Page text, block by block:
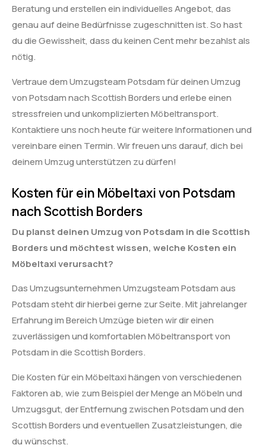
Beratung und erstellen ein individuelles Angebot, das
genau auf deine Bedürfnisse zugeschnitten ist. So hast
du die Gewissheit, dass du keinen Cent mehr bezahlst als
nötig.
Vertraue dem Umzugsteam Potsdam für deinen Umzug
von Potsdam nach Scottish Borders und erlebe einen
stressfreien und unkomplizierten Möbeltransport.
Kontaktiere uns noch heute für weitere Informationen und
vereinbare einen Termin. Wir freuen uns darauf, dich bei
deinem Umzug unterstützen zu dürfen!
Kosten für ein Möbeltaxi von Potsdam
nach Scottish Borders
Du planst deinen Umzug von Potsdam in die Scottish
Borders und möchtest wissen, welche Kosten ein
Möbeltaxi verursacht?
Das Umzugsunternehmen Umzugsteam Potsdam aus
Potsdam steht dir hierbei gerne zur Seite. Mit jahrelanger
Erfahrung im Bereich Umzüge bieten wir dir einen
zuverlässigen und komfortablen Möbeltransport von
Potsdam in die Scottish Borders.
Die Kosten für ein Möbeltaxi hängen von verschiedenen
Faktoren ab, wie zum Beispiel der Menge an Möbeln und
Umzugsgut, der Entfernung zwischen Potsdam und den
Scottish Borders und eventuellen Zusatzleistungen, die
du wünschst.